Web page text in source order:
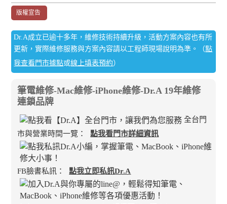
版權宣告
Dr.A成立已逾十多年，維修技術持續升級，活動方案內容也有所
更新，實際維修服務與方案內容請以工程師現場說明為準。（點
我查看門市據點或線上填表預約）
筆電維修-Mac維修-iPhone維修-Dr.A 19年維修
連鎖品牌
全台門
市與營業時間一覽：
點我看門市詳細資訊
FB臉書私訊： 點我立即私訊Dr.A